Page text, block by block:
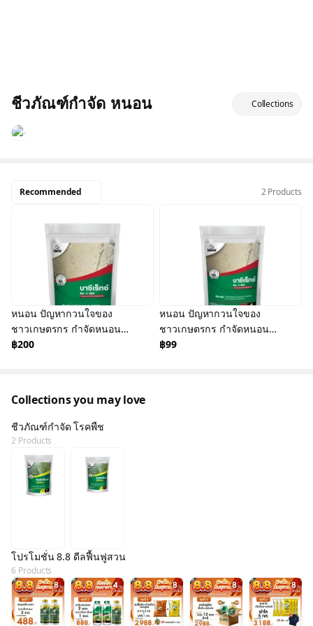
ชีวภัณฑ์กำจัด หนอน Collections
Recommended 2 Products
หนอน ปัญหากวนใจของ
ชาวเกษตรกร กำจัดหนอน
ให้สิ้นซากด้วย บาซีเร็กซ์
฿200
หนอน ปัญหากวนใจของ
ชาวเกษตรกร กำจัดหนอน
ให้สิ้นซากด้วย บาซีเร็กซ์
฿99
Collections you may love
ชีวภัณฑ์กำจัด โรคพืช
2 Products
โปรโมชั่น 8.8 ดีลฟื้นฟูสวน
6 Products